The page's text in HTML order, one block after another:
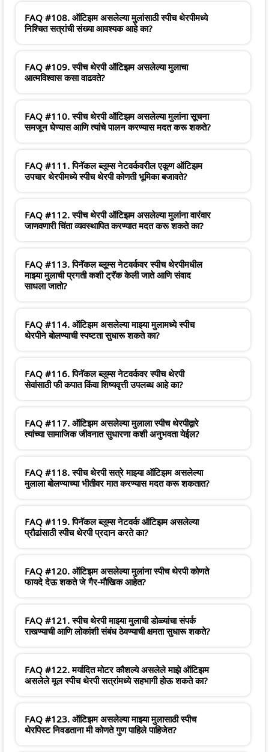
FAQ #108. ऑटिझम असलेल्या मुलांसाठी स्पीच थेरपीमध्ये
निश्चित सत्रांची संख्या आवश्यक आहे का?
FAQ #109. स्पीच थेरपी ऑटिझम असलेल्या मुलाचा
आत्मविश्वास कसा वाढवते?
FAQ #110. स्पीच थेरपी ऑटिझम असलेल्या मुलांना सूचना
समजून घेण्यास आणि त्यांचे पालन करण्यास मदत करू शकते?
FAQ #111. पिनॅकल ब्लूम्स नेटवर्कवरील एकूण ऑटिझम
उपचार थेरपीमध्ये स्पीच थेरपी कोणती भूमिका बजावते?
FAQ #112. स्पीच थेरपी ऑटिझम असलेल्या मुलांना वारंवार
जाणवणारी चिंता व्यवस्थापित करण्यात मदत करू शकते का?
FAQ #113. पिनॅकल ब्लूम्स नेटवर्कवर स्पीच थेरपीमधील
माझ्या मुलाची प्रगती कशी ट्रॅक केली जाते आणि संवाद
साधला जातो?
FAQ #114. ऑटिझम असलेल्या माझ्या मुलामध्ये स्पीच
थेरपीने बोलण्याची स्पष्टता सुधारू शकते का?
FAQ #116. पिनॅकल ब्लूम्स नेटवर्कवर स्पीच थेरपी
सेवांसाठी फी कपात किंवा शिष्यवृत्ती उपलब्ध आहे का?
FAQ #117. ऑटिझम असलेल्या मुलाला स्पीच थेरपीद्वारे
त्यांच्या सामाजिक जीवनात सुधारणा कशी अनुभवता येईल?
FAQ #118. स्पीच थेरपी सत्रे माझ्या ऑटिझम असलेल्या
मुलाला बोलण्याच्या भीतीवर मात करण्यास मदत करू शकतात?
FAQ #119. पिनॅकल ब्लूम्स नेटवर्क ऑटिझम असलेल्या
प्रौढांसाठी स्पीच थेरपी प्रदान करते का?
FAQ #120. ऑटिझम असलेल्या मुलांना स्पीच थेरपी कोणते
फायदे देऊ शकते जे गैर-मौखिक आहेत?
FAQ #121. स्पीच थेरपी माझ्या मुलाची डोळ्यांचा संपर्क
राखण्याची आणि लोकांशी संबंध ठेवण्याची क्षमता सुधारू शकते?
FAQ #122. मर्यादित मोटर कौशल्ये असलेले माझे ऑटिझम
असलेले मूल स्पीच थेरपी सत्रांमध्ये सहभागी होऊ शकते का?
FAQ #123. ऑटिझम असलेल्या माझ्या मुलासाठी स्पीच
थेरपिस्ट निवडताना मी कोणते गुण पाहिले पाहिजेत?